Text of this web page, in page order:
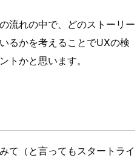
流れの中で、どのストーリー
るかを考えることでUXの検
トかと思います。
て（と言ってもスタートライ